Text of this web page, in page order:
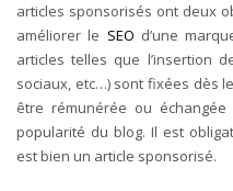
articles sponsorisés ont deux
améliorer le SEO d’une
articles telles que l’insertion
sociaux, etc…) sont fixées dès
être rémunérée ou
popularité du blog. Il est
est bien un article sponsorisé.